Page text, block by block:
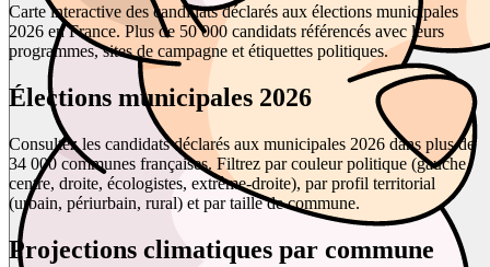
Carte interactive des candidats déclarés aux élections municipales
2026 en France. Plus de 50 000 candidats référencés avec leurs
programmes, sites de campagne et étiquettes politiques.
Élections municipales 2026
Consultez les candidats déclarés aux municipales 2026 dans plus de
34 000 communes françaises. Filtrez par couleur politique (gauche,
centre, droite, écologistes, extrême-droite), par profil territorial
(urbain, périurbain, rural) et par taille de commune.
Projections climatiques par commune